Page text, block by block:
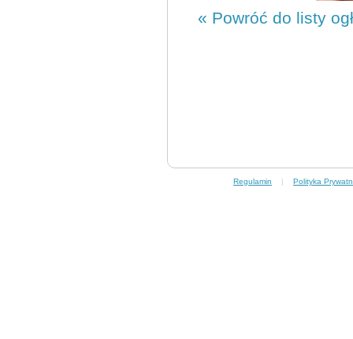
« Powróć do listy
Regulamin | Polityka